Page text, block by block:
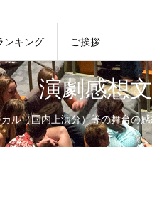
ンキング ご挨拶
演劇感想
ル（国内上演分）等の舞台の